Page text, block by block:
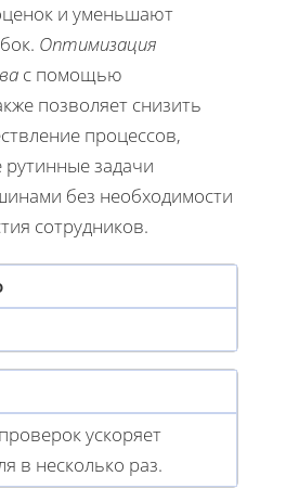
и уменьшают
Оптимизация
с помощью
позволяет снизить
процессов,
рутинные задачи
без необходимости
сотрудников.
ускоряет
в несколько раз.